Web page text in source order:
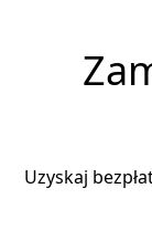
Uzyskaj